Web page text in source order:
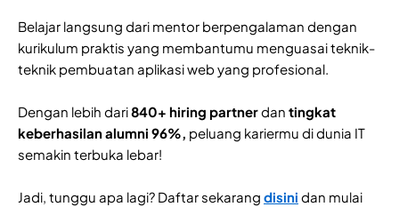
Belajar langsung dari mentor berpengalaman dengan
kurikulum praktis yang membantumu menguasai teknik-
teknik pembuatan aplikasi web yang profesional.
Dengan lebih dari840+ hiring partnerdan tingkat
keberhasilan alumni 96%, peluang kariermu di dunia IT
semakin terbuka lebar!
Jadi, tunggu apa lagi? Daftar sekarang disini dan mulai